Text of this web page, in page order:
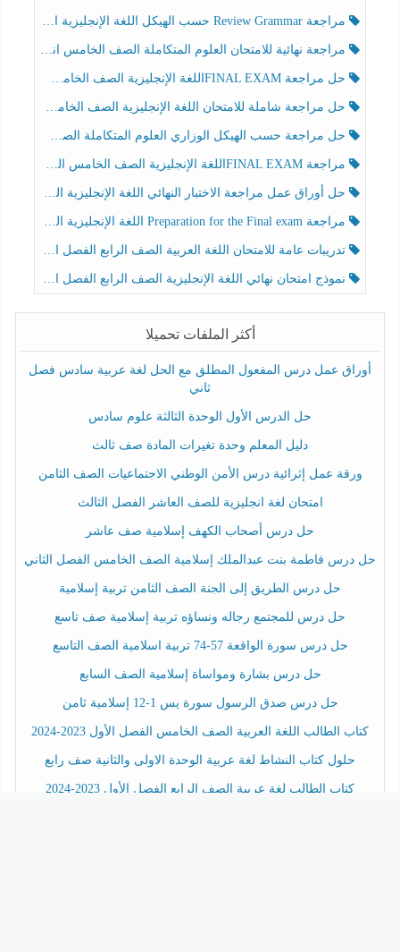
مراجعة Review Grammar حسب الهيكل اللغة الإنجليزية الصف الخامس الفصل الثالث
مراجعة نهائية للامتحان العلوم المتكاملة الصف الخامس انسبير الفصل الثالث
حل مراجعة FINAL EXAMاللغة الإنجليزية الصف الخامس الفصل الثالث
حل مراجعة شاملة للامتحان اللغة الإنجليزية الصف الخامس الفصل الثالث
حل مراجعة حسب الهيكل الوزاري العلوم المتكاملة الصف الخامس عام الفصل الثالث
مراجعة FINAL EXAMاللغة الإنجليزية الصف الخامس الفصل الثالث
حل أوراق عمل مراجعة الاختبار النهائي اللغة الإنجليزية الصف الرابع الفصل الثالث
مراجعة Preparation for the Final exam اللغة الإنجليزية الصف الرابع الفصل الثالث
تدريبات عامة للامتحان اللغة العربية الصف الرابع الفصل الثالث
نموذج امتحان نهائي اللغة الإنجليزية الصف الرابع الفصل الثالث
أكثر الملفات تحميلا
أوراق عمل درس المفعول المطلق مع الحل لغة عربية سادس فصل
ثاني
حل الدرس الأول الوحدة الثالثة علوم سادس
دليل المعلم وحدة تغيرات المادة صف ثالث
ورقة عمل إثرائية درس الأمن الوطني الاجتماعيات الصف الثامن
امتحان لغة انجليزية للصف العاشر الفصل الثالث
حل درس أصحاب الكهف إسلامية صف عاشر
حل درس فاطمة بنت عبدالملك إسلامية الصف الخامس الفصل الثاني
حل درس الطريق إلى الجنة الصف الثامن تربية إسلامية
حل درس للمجتمع رجاله ونساؤه تربية إسلامية صف تاسع
حل درس سورة الواقعة 57-74 تربية اسلامية الصف التاسع
حل درس بشارة ومواساة إسلامية الصف السابع
حل درس صدق الرسول سورة يس 1-12 إسلامية ثامن
كتاب الطالب اللغة العربية الصف الخامس الفصل الأول 2023-2024
حلول كتاب النشاط لغة عربية الوحدة الاولى والثانية صف رابع
كتاب الطالب لغة عربية الصف الرابع الفصل الأول 2023-2024